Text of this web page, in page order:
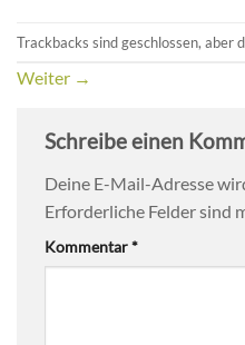
Trackbacks sind geschlossen, aber
Weiter →
Schreibe einen
Deine E-Mail-Adresse
Erforderliche Felder sind
Kommentar*